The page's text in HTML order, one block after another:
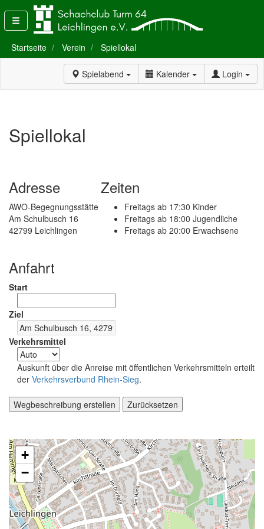
Startseite Verein Spiellokal
Spielabend Kalender Login
Spiellokal
Adresse
AWO-Begegnungsstätte
Am Schulbusch 16
42799 Leichlingen
Zeiten
Freitags ab 17:30 Kinder
Freitags ab 18:00 Jugendliche
Freitags ab 20:00 Erwachsene
Anfahrt
Start
Ziel
Verkehrsmittel
Auskunft über die Anreise mit öffentlichen Verkehrsmitteln erteilt
der Verkehrsverbund Rhein-Sieg.
Wegbeschreibung erstellen Zurücksetzen
+
−